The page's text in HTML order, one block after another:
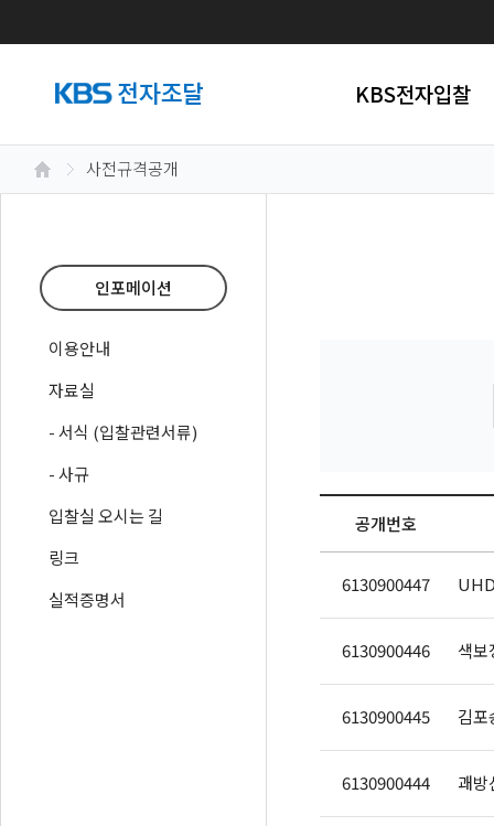
KBS전자입찰
사전규격공개
인포메이션
이용안내
자료실
- 서식 (입찰관련서류)
- 사규
입찰실 오시는 길
링크
실적증명서
공개번호
6130900447
6130900446 색보
6130900445 김포
6130900444 괘방